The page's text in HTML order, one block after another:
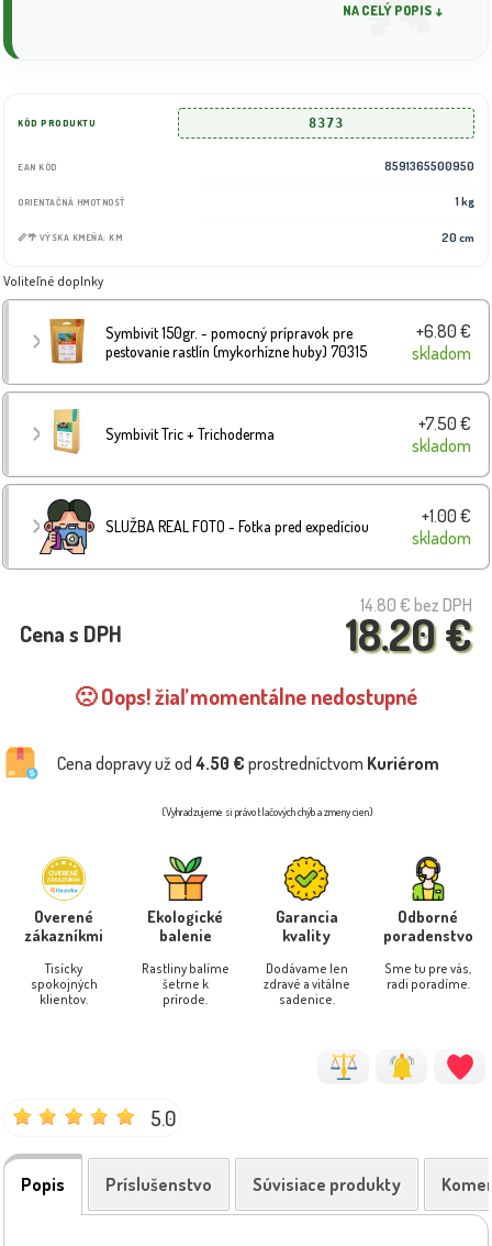
NA CELÝ POPIS ↓
KÓD PRODUKTU 8373
EAN KÓD 8591365500950
ORIENTAČNÁ HMOTNOSŤ 1 kg
📏🌴 VÝSKA KMEŇA: KM 20 cm
Voliteľné doplnky
Symbivit 150gr. - pomocný prípravok pre
pestovanie rastlín (mykorhízne huby) 70315
+6.80 €
skladom
Symbivit Tric + Trichoderma
+7.50 €
skladom
SLUŽBA REAL FOTO - Fotka pred expedíciou
+1.00 €
skladom
14.80 € bez DPH
18.20 €
Cena s DPH
🙁 Oops! žiaľ momentálne nedostupné
Cena dopravy už od 4.50 € prostredníctvom Kuriérom
(Vyhradzujeme si právo tlačových chýb a zmeny cien)
Overené
zákazníkmi
Tisícky
spokojných
klientov.
Ekologické
balenie
Rastliny balíme
šetrne k
prírode.
Garancia
kvality
Dodávame len
zdravé a vitálne
sadenice.
Odborné
poradenstvo
Sme tu pre vás,
radi poradíme.
5.0
Popis Príslušenstvo Súvisiace produkty